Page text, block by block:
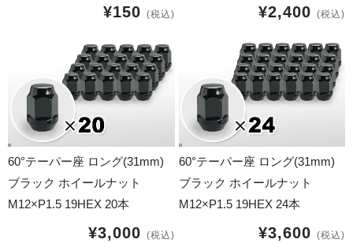
19インチ：冬タイヤホイール
20インチ：冬タイヤホイール
夏タイヤホイール
12インチ：夏タイヤホイール
13インチ：夏タイヤホイール
14インチ：夏タイヤホイール
¥150 (税込) ¥2,400 (税込)
60°テーパー座 ロング(31mm)
ブラック ホイールナット
M12×P1.5 19HEX 20本
¥3,000 (税込)
60°テーパー座 ロング(31mm)
ブラック ホイールナット
M12×P1.5 19HEX 24本
¥3,600 (税込)